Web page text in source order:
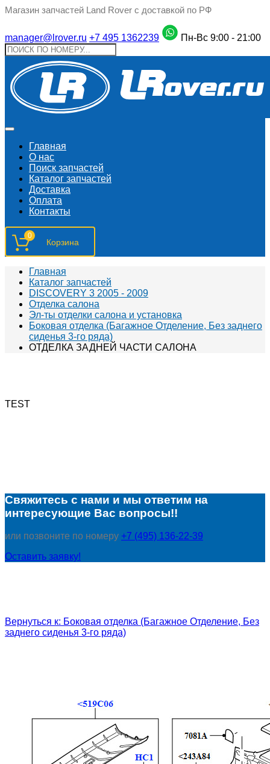
Магазин запчастей Land Rover с доставкой по РФ
manager@lrover.ru +7 495 1362239 Пн-Вс 9:00 - 21:00
Главная
О нас
Поиск запчастeй
Каталог запчастей
Доставка
Оплата
Контакты
0
Главная
Каталог запчастей
DISCOVERY 3 2005 - 2009
Отделка салона
Эл-ты отделки салона и установка
Боковая отделка (Багажное Отделение, Без заднего
сиденья 3-го ряда)
ОТДЕЛКА ЗАДНЕЙ ЧАСТИ САЛОНА
TEST
Свяжитесь с нами и мы ответим на
интересующие Вас вопросы!!
или позвоните по номеру +7 (495) 136-22-39
Оставить заявку!
Вернуться к: Боковая отделка (Багажное Отделение, Без
заднего сиденья 3-го ряда)